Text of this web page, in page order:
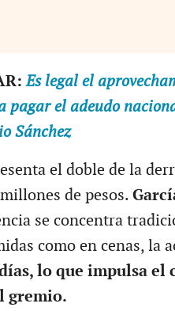
Es legal el
pagar el adeudo
Sánchez
el doble de la
de pesos.
se concentra
como en cenas, la
lo que impulsa el
gremio.